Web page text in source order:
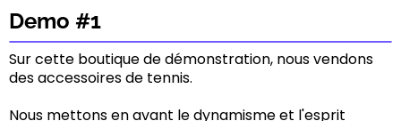
Demo #1
Sur cette boutique de démonstration, nous vendons
des accessoires de tennis.
Nous mettons en avant le dynamisme et l'esprit